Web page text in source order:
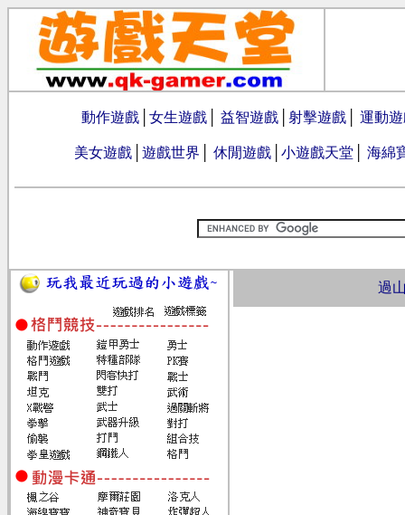
動作遊戲 女生遊戲 益智遊戲 射擊遊戲 運動
美女遊戲 遊戲世界 休閒遊戲 小遊戲天堂 海綿
過